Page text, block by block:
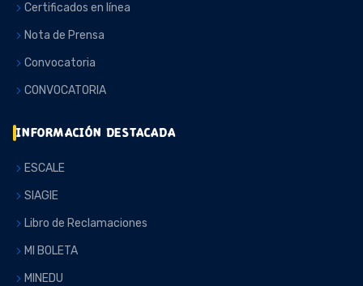
Certificados en línea
Nota de Prensa
Convocatoria
CONVOCATORIA
INFORMACIÓN DESTACADA
ESCALE
SIAGIE
Libro de Reclamaciones
MI BOLETA
MINEDU